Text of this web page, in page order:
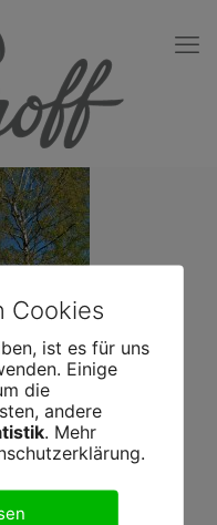
Cookies
ist es für uns
Einige
die
andere
. Mehr